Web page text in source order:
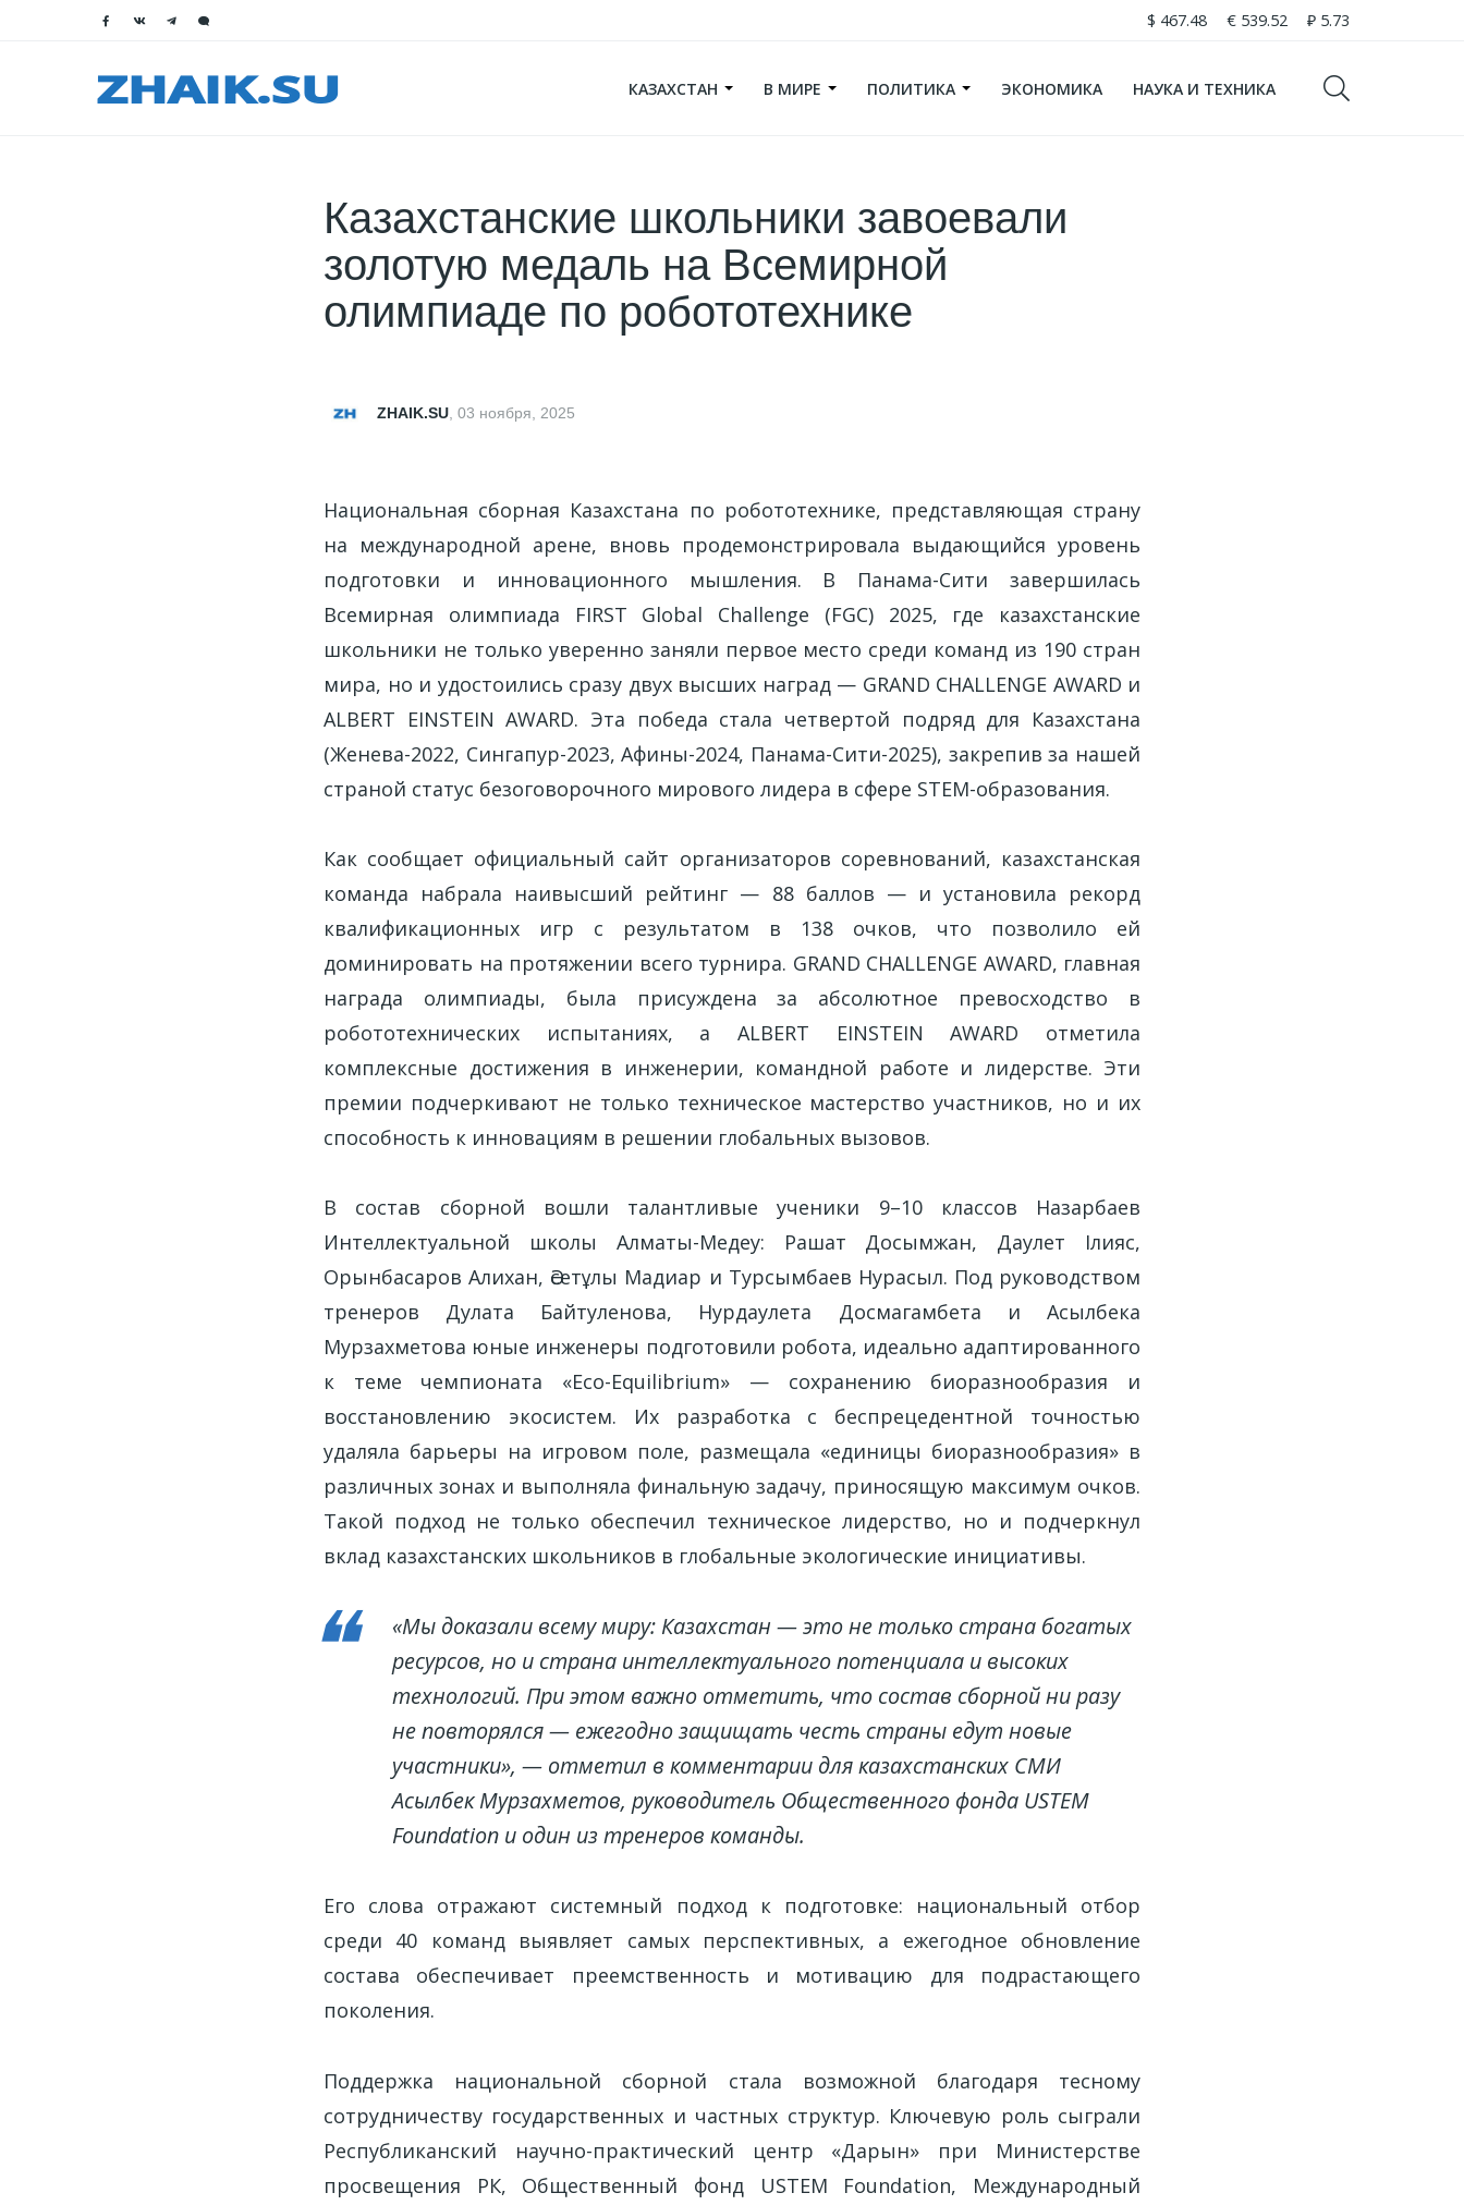
$ 467.48 € 539.52 ₽ 5.73
КАЗАХСТАН В МИРЕ ПОЛИТИКА ЭКОНОМИКА НАУКА И ТЕХНИКА
Казахстанские школьники завоевали
золотую медаль на Всемирной
олимпиаде по робототехнике
ZHAIK.SU, 03 ноября, 2025
Национальная сборная Казахстана по робототехнике, представляющая страну
на международной арене, вновь продемонстрировала выдающийся уровень
подготовки и инновационного мышления. В Панама-Сити завершилась
Всемирная олимпиада FIRST Global Challenge (FGC) 2025, где казахстанские
школьники не только уверенно заняли первое место среди команд из 190 стран
мира, но и удостоились сразу двух высших наград — GRAND CHALLENGE AWARD и
ALBERT EINSTEIN AWARD. Эта победа стала четвертой подряд для Казахстана
(Женева-2022, Сингапур-2023, Афины-2024, Панама-Сити-2025), закрепив за нашей
страной статус безоговорочного мирового лидера в сфере STEM-образования.
Как сообщает официальный сайт организаторов соревнований, казахстанская
команда набрала наивысший рейтинг — 88 баллов — и установила рекорд
квалификационных игр с результатом в 138 очков, что позволило ей
доминировать на протяжении всего турнира. GRAND CHALLENGE AWARD, главная
награда олимпиады, была присуждена за абсолютное превосходство в
робототехнических испытаниях, а ALBERT EINSTEIN AWARD отметила
комплексные достижения в инженерии, командной работе и лидерстве. Эти
премии подчеркивают не только техническое мастерство участников, но и их
способность к инновациям в решении глобальных вызовов.
В состав сборной вошли талантливые ученики 9–10 классов Назарбаев
Интеллектуальной школы Алматы-Медеу: Рашат Досымжан, Даулет Ілияс,
Орынбасаров Алихан, Әсетұлы Мадиар и Турсымбаев Нурасыл. Под руководством
тренеров Дулата Байтуленова, Нурдаулета Досмагамбета и Асылбека
Мурзахметова юные инженеры подготовили робота, идеально адаптированного
к теме чемпионата «Eco-Equilibrium» — сохранению биоразнообразия и
восстановлению экосистем. Их разработка с беспрецедентной точностью
удаляла барьеры на игровом поле, размещала «единицы биоразнообразия» в
различных зонах и выполняла финальную задачу, приносящую максимум очков.
Такой подход не только обеспечил техническое лидерство, но и подчеркнул
вклад казахстанских школьников в глобальные экологические инициативы.
«Мы доказали всему миру: Казахстан — это не только страна богатых
ресурсов, но и страна интеллектуального потенциала и высоких
технологий. При этом важно отметить, что состав сборной ни разу
не повторялся — ежегодно защищать честь страны едут новые
участники», — отметил в комментарии для казахстанских СМИ
Асылбек Мурзахметов, руководитель Общественного фонда USTEM
Foundation и один из тренеров команды.
Его слова отражают системный подход к подготовке: национальный отбор
среди 40 команд выявляет самых перспективных, а ежегодное обновление
состава обеспечивает преемственность и мотивацию для подрастающего
поколения.
Поддержка национальной сборной стала возможной благодаря тесному
сотрудничеству государственных и частных структур. Ключевую роль сыграли
Республиканский научно-практический центр «Дарын» при Министерстве
просвещения РК, Общественный фонд USTEM Foundation, Международный